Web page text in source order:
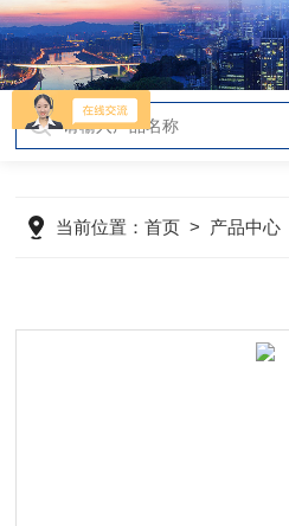
当前位置：首页 > 产品中心